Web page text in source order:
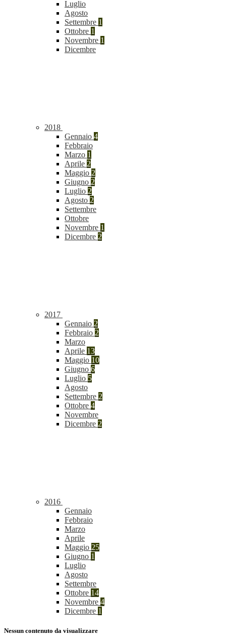
Luglio
Agosto
Settembre 1
Ottobre 1
Novembre 1
Dicembre
2018
Gennaio 4
Febbraio
Marzo 1
Aprile 2
Maggio 2
Giugno 2
Luglio 2
Agosto 2
Settembre
Ottobre
Novembre 1
Dicembre 2
2017
Gennaio 2
Febbraio 2
Marzo
Aprile 13
Maggio 10
Giugno 6
Luglio 5
Agosto
Settembre 2
Ottobre 4
Novembre
Dicembre 2
2016
Gennaio
Febbraio
Marzo
Aprile
Maggio 25
Giugno 1
Luglio
Agosto
Settembre
Ottobre 14
Novembre 4
Dicembre 1
Nessun contenuto da visualizzare